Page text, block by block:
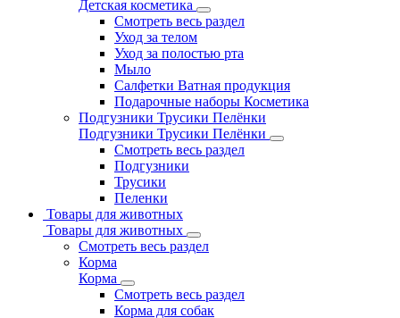
Детская косметика
Смотреть весь раздел
Уход за телом
Уход за полостью рта
Мыло
Салфетки Ватная продукция
Подарочные наборы Косметика
Подгузники Трусики Пелёнки
Подгузники Трусики Пелёнки
Смотреть весь раздел
Подгузники
Трусики
Пеленки
Товары для животных
Товары для животных
Смотреть весь раздел
Корма
Корма
Смотреть весь раздел
Корма для собак